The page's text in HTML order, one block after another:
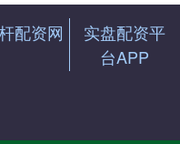
配资网
实盘配资平
台APP